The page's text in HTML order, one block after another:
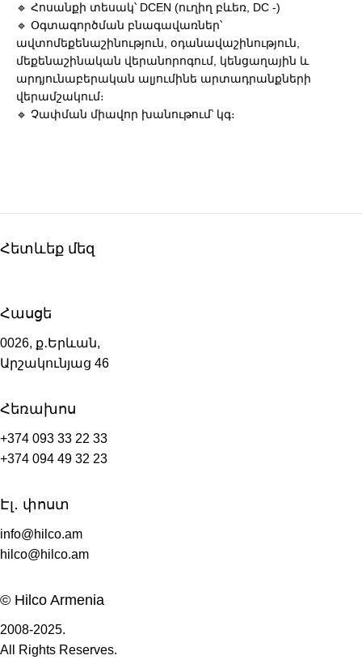
🔹 Հոսանքի տեսակ՝ DCEN (ուղիղ բևեռ, DC -)
🔹 Օգտագործման բնագավառներ՝
ավտոմեքենաշինություն, օդանավաշինություն,
մեքենաշինական վերանորոգում, կենցաղային և
արդյունաբերական ալյումինե արտադրանքների
վերամշակում։
🔹 Չափման միավոր խանութում՝ կգ։
Հետևեք մեզ
Հասցե
0026, ք․Երևան,
Արշակունյաց 46
Հեռախոս
+374 093 33 22 33
+374 094 49 32 23
Էլ․ փոստ
info@hilco.am
hilco@hilco.am
© Hilco Armenia
2008-2025.
All Rights Reserves.